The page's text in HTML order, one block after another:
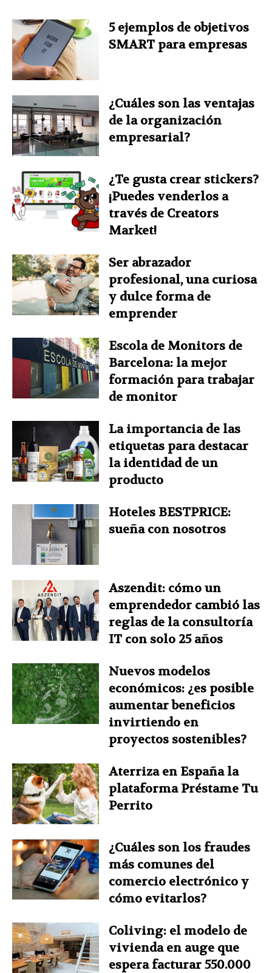
5 ejemplos de objetivos
SMART para empresas
¿Cuáles son las ventajas
de la organización
empresarial?
¿Te gusta crear stickers?
¡Puedes venderlos a
través de Creators
Market!
Ser abrazador
profesional, una curiosa
y dulce forma de
emprender
Escola de Monitors de
Barcelona: la mejor
formación para trabajar
de monitor
La importancia de las
etiquetas para destacar
la identidad de un
producto
Hoteles BESTPRICE:
sueña con nosotros
Aszendit: cómo un
emprendedor cambió las
reglas de la consultoría
IT con solo 25 años
Nuevos modelos
económicos: ¿es posible
aumentar beneficios
invirtiendo en
proyectos sostenibles?
Aterriza en España la
plataforma Préstame Tu
Perrito
¿Cuáles son los fraudes
más comunes del
comercio electrónico y
cómo evitarlos?
Coliving: el modelo de
vivienda en auge que
espera facturar 550.000